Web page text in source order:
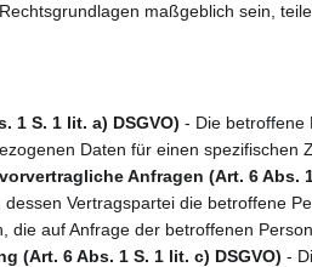
maßgeblich sein,
1 S. 1 lit. a) DSGVO) - Die betroffene
Daten für einen spezifischen
Anfragen (Art. 6 Abs.
dessen Vertragspartei die betroffene
die auf Anfrage der betroffenen
(Art. 6 Abs. 1 S. 1 lit. c) DSGVO) -